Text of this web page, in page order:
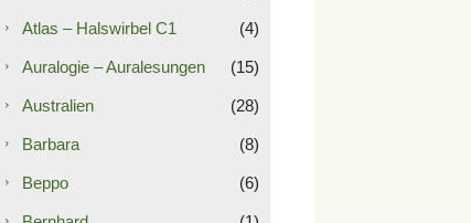
Atlas – Halswirbel C1 (4)
Auralogie – Auralesungen (15)
Australien (28)
Barbara (8)
Beppo (6)